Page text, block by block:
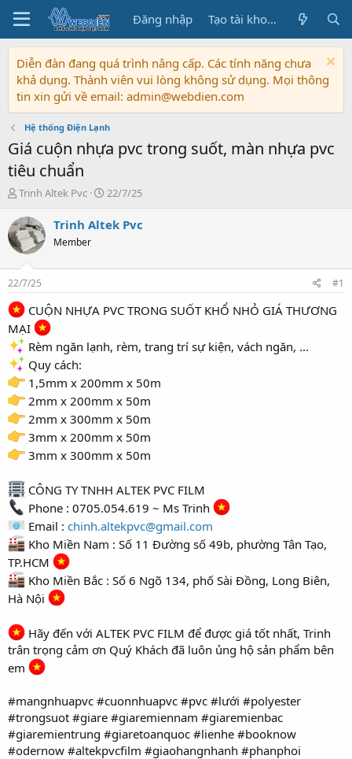
Đăng nhập Tạo tài khoản
Diễn đàn đang quá trình nâng cấp. Các tính năng chưa
khả dụng. Thành viên vui lòng không sử dụng. Mọi thông
tin xin gửi về email: admin@webdien.com
Hệ thống Điện Lạnh
Giá cuộn nhựa pvc trong suốt, màn nhựa pvc
tiêu chuẩn
T
r
e
a
s
t
a
r
t
e
r
Trinh Altek Pvc
N
à
ầ
22/7/25
Trinh Altek Pvc
Member
22/7/25 #1
CUỘN NHỰA PVC TRONG SUỐT KHỔ NHỎ GIÁ THƯƠNG
MẠI
Rèm ngăn lạnh, rèm, trang trí sự kiện, vách ngăn, ...
Quy cách:
1,5mm x 200mm x 50m
2mm x 200mm x 50m
2mm x 300mm x 50m
3mm x 200mm x 50m
3mm x 300mm x 50m
CÔNG TY TNHH ALTEK PVC FILM
Phone : 0705.054.619 ~ Ms Trinh
Email : chinh.altekpvc@gmail.com
Kho Miền Nam : Số 11 Đường số 49b, phường Tân Tạo,
TP.HCM
Kho Miền Bắc : Số 6 Ngõ 134, phố Sài Đồng, Long Biên,
Hà Nội
Hãy đến với ALTEK PVC FILM để được giá tốt nhất, Trinh
trân trọng cảm ơn Quý Khách đã luôn ủng hộ sản phẩm bên
em
#mangnhuapvc #cuonnhuapvc #pvc #lưới #polyester
#trongsuot #giare #giaremiennam #giaremienbac
#giaremientrung #giaretoanquoc #lienhe #booknow
#odernow #altekpvcfilm #giaohangnhanh #phanphoi